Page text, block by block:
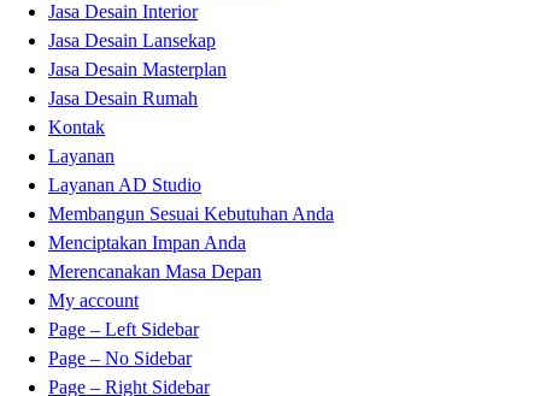
Jasa Desain Interior
Jasa Desain Lansekap
Jasa Desain Masterplan
Jasa Desain Rumah
Kontak
Layanan
Layanan AD Studio
Membangun Sesuai Kebutuhan Anda
Menciptakan Impan Anda
Merencanakan Masa Depan
My account
Page – Left Sidebar
Page – No Sidebar
Page – Right Sidebar